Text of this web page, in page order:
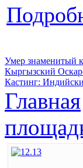
Умер знаменитый
Кыргызский
Кастинг:
Главная